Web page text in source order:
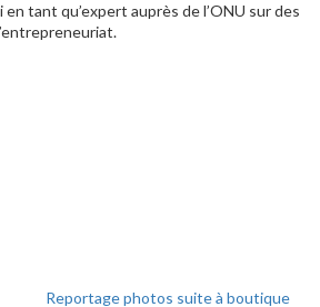
tant qu’expert auprès de l’ONU sur des
Reportage photos suite à boutique